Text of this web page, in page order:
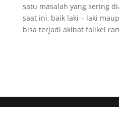
satu masalah yang sering
saat ini, baik laki – laki
bisa terjadi akibat folikel